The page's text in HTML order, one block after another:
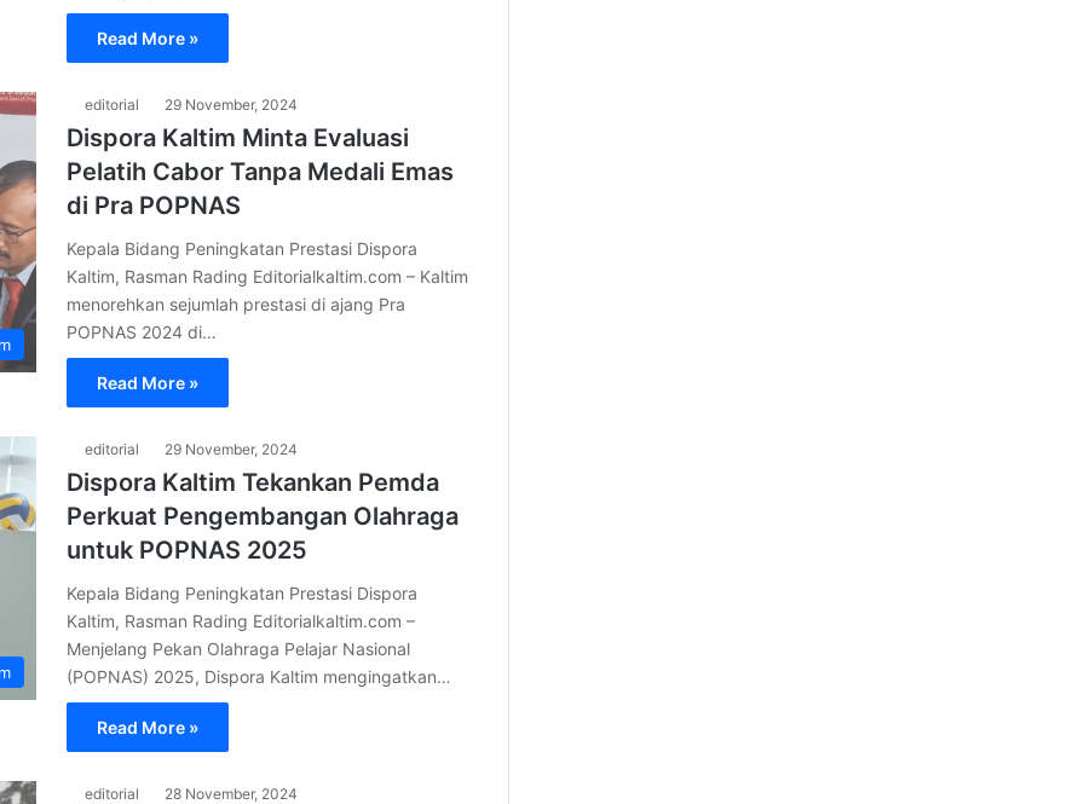
Read More »
editorial 29 November, 2024
Dispora Kaltim Minta Evaluasi
Pelatih Cabor Tanpa Medali Emas
di Pra POPNAS
Kepala Bidang Peningkatan Prestasi Dispora
Kaltim, Rasman Rading Editorialkaltim.com – Kaltim
menorehkan sejumlah prestasi di ajang Pra
POPNAS 2024 di…
Read More »
editorial 29 November, 2024
Dispora Kaltim Tekankan Pemda
Perkuat Pengembangan Olahraga
untuk POPNAS 2025
Kepala Bidang Peningkatan Prestasi Dispora
Kaltim, Rasman Rading Editorialkaltim.com –
Menjelang Pekan Olahraga Pelajar Nasional
(POPNAS) 2025, Dispora Kaltim mengingatkan…
Read More »
editorial 28 November, 2024